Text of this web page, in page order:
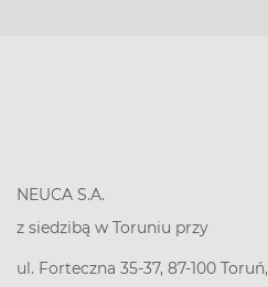
NEUCA S.A.
z siedzibą w Toruniu przy
ul. Forteczna 35-37, 87-100 Toruń,